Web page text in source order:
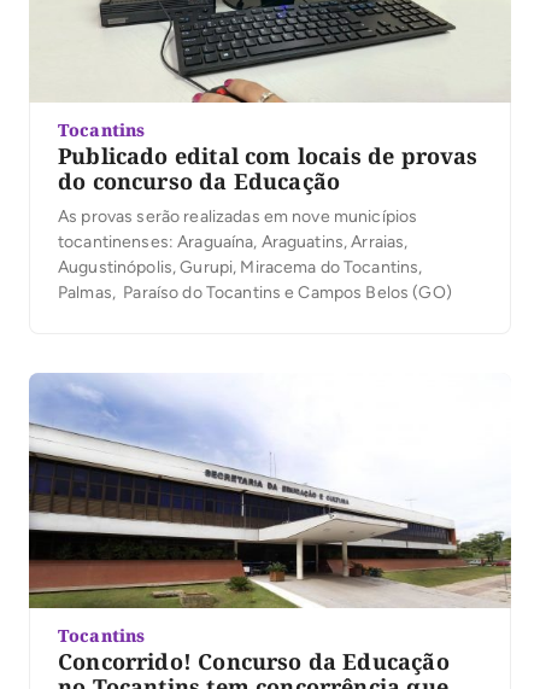
Tocantins
Publicado edital com locais de provas
do concurso da Educação
As provas serão realizadas em nove municípios
tocantinenses: Araguaína, Araguatins, Arraias,
Augustinópolis, Gurupi, Miracema do Tocantins,
Palmas, Paraíso do Tocantins e Campos Belos (GO)
Tocantins
Concorrido! Concurso da Educação